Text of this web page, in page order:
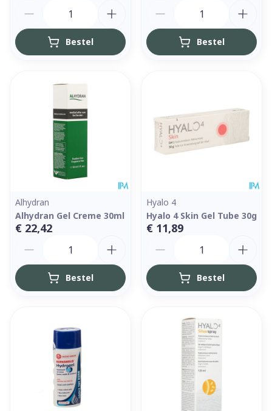
Bestel Bestel
Alhydran
Alhydran Gel Creme 30ml
€ 22,42
Bestel
Hyalo 4
Hyalo 4 Skin Gel Tube 30g
€ 11,89
Bestel